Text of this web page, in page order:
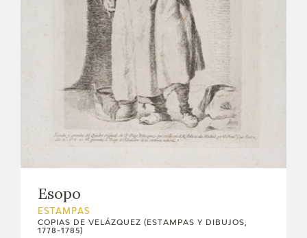
Esopo
ESTAMPAS
COPIAS DE VELÁZQUEZ (ESTAMPAS Y DIBUJOS,
1778-1785)